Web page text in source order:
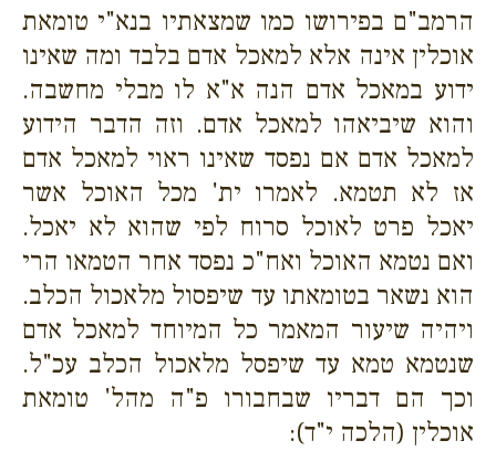
הרמב"ם בפירושו כמו שמצאתיו בנא"י טומאת
אוכלין אינה אלא למאכל אדם בלבד ומה שאינו
ידוע במאכל אדם הנה א"א לו מבלי מחשבה.
והוא שיביאהו למאכל אדם. וזה הדבר הידוע
למאכל אדם אם נפסד שאינו ראוי למאכל אדם
אז לא תטמא. לאמרו ית' מכל האוכל אשר
יאכל פרט לאוכל סרוח לפי שהוא לא יאכל.
ואם נטמא האוכל ואח"כ נפסד אחר הטמאו הרי
הוא נשאר בטומאתו עד שיפסול מלאכול הכלב.
ויהיה שיעור המאמר כל המיוחד למאכל אדם
שנטמא טמא עד שיפסל מלאכול הכלב עכ"ל.
וכך הם דבריו שבחבורו פ"ה מהל' טומאת
אוכלין (הלכה י"ד):